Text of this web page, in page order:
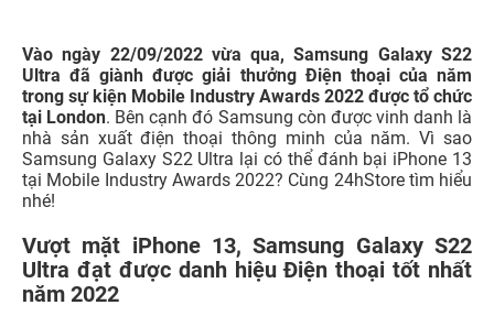
Vào ngày 22/09/2022 vừa qua, Samsung Galaxy S22
Ultra đã giành được giải thưởng Điện thoại của năm
trong sự kiện Mobile Industry Awards 2022 được tổ chức
tại London. Bên cạnh đó Samsung còn được vinh danh là
nhà sản xuất điện thoại thông minh của năm. Vì sao
Samsung Galaxy S22 Ultra lại có thể đánh bại iPhone 13
tại Mobile Industry Awards 2022? Cùng 24hStore tìm hiểu
nhé!
Vượt mặt iPhone 13, Samsung Galaxy S22
Ultra đạt được danh hiệu Điện thoại tốt nhất
năm 2022